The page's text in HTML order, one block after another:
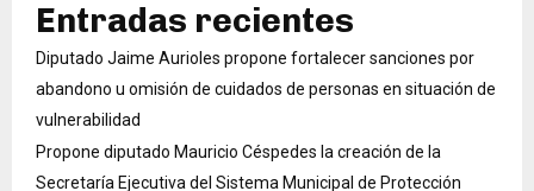
Entradas recientes
Diputado Jaime Aurioles propone fortalecer sanciones por
abandono u omisión de cuidados de personas en situación de
vulnerabilidad
Propone diputado Mauricio Céspedes la creación de la
Secretaría Ejecutiva del Sistema Municipal de Protección